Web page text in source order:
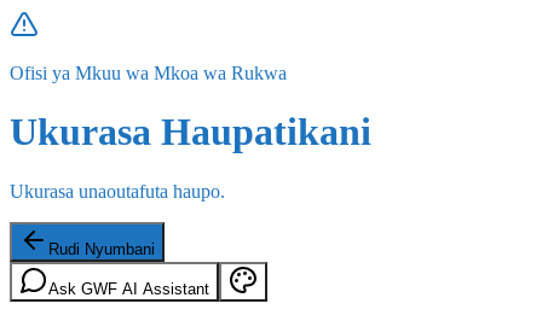
Ofisi ya Mkuu wa Mkoa wa Rukwa
Ukurasa Haupatikani
Ukurasa unaoutafuta haupo.
Rudi Nyumbani
Ask GWF AI Assistant